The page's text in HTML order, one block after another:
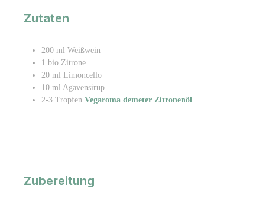
Zutaten
200 ml Weißwein
1 bio Zitrone
20 ml Limoncello
10 ml Agavensirup
2-3 Tropfen Vegaroma demeter Zitronenöl
Zubereitung